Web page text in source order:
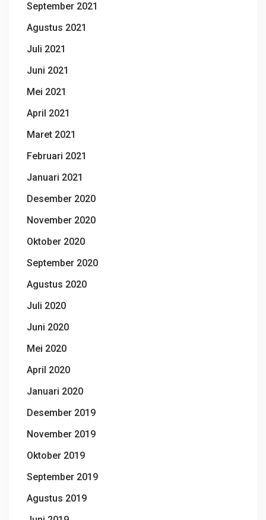
September 2021
Agustus 2021
Juli 2021
Juni 2021
Mei 2021
April 2021
Maret 2021
Februari 2021
Januari 2021
Desember 2020
November 2020
Oktober 2020
September 2020
Agustus 2020
Juli 2020
Juni 2020
Mei 2020
April 2020
Januari 2020
Desember 2019
November 2019
Oktober 2019
September 2019
Agustus 2019